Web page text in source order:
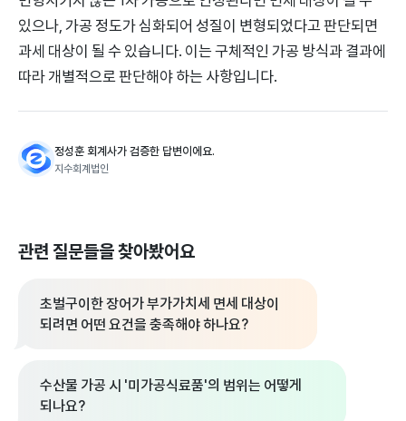
있으나, 가공 정도가 심화되어 성질이 변형되었다고 판단되면
과세 대상이 될 수 있습니다. 이는 구체적인 가공 방식과 결과에
따라 개별적으로 판단해야 하는 사항입니다.
정성훈 회계사가 검증한 답변이에요.
지수회계법인
관련 질문들을 찾아봤어요
초벌구이한 장어가 부가가치세 면세 대상이
되려면 어떤 요건을 충족해야 하나요?
수산물 가공 시 '미가공식료품'의 범위는 어떻게
되나요?